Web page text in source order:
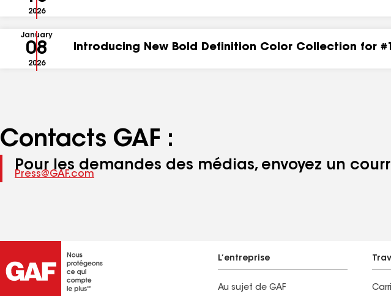
2026
January
08
2026
Introducing New Bold Definition Color Collection for
Contacts GAF :
Pour les demandes des médias, envoyez un
Press@GAF.com
L’entreprise
Au sujet de GAF